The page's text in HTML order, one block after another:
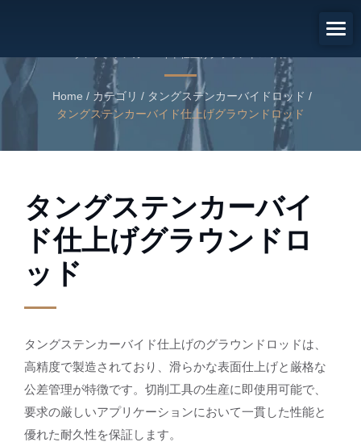
グラウンドロッド
Home / カテゴリ / タングステンカーバイドロッド /
タングステンカーバイド仕上げグラウンドロッド
タングステンカーバイ
ド仕上げグラウンドロ
ッド
タングステンカーバイド仕上げのグラウンドロッドは、
高精度で製造されており、滑らかな表面仕上げと厳格な
公差管理が特徴です。切削工具の生産に即使用可能で、
要求の厳しいアプリケーションにおいて一貫した性能と
優れた耐久性を保証します。